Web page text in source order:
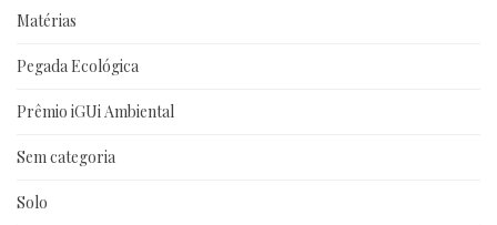
Matérias
Pegada Ecológica
Prêmio iGUi Ambiental
Sem categoria
Solo